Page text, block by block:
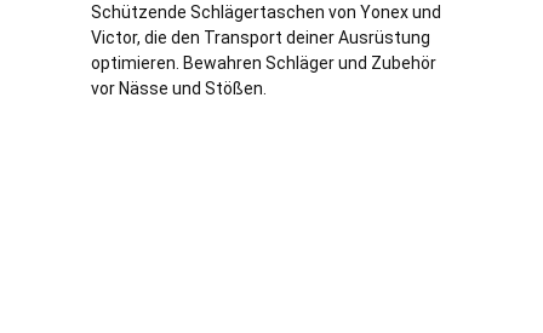
Schützende Schlägertaschen von Yonex und
Victor, die den Transport deiner Ausrüstung
optimieren. Bewahren Schläger und Zubehör
vor Nässe und Stößen.